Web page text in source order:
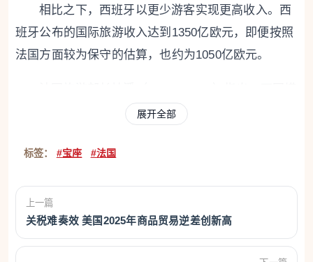
相比之下，西班牙以更少游客实现更高收入。西
班牙公布的国际旅游收入达到1350亿欧元，即便按照
法国方面较为保守的估算，也约为1050亿欧元。
式存在根本差异：法国更像“流动型国家”，游客常作
假目的地。
数据显示，外国游客平均在西班牙停留约7天，
而在法国仅约5天。
因此，法国旅游政策的重点正在从“吸引更多游
展开全部
标签： #宝座 #法国
上一篇
关税难奏效 美国2025年商品贸易逆差创新高